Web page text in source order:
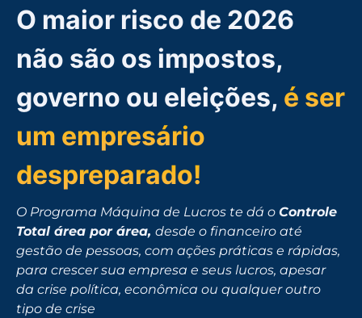
O maior risco de 2026
não são os impostos,
governo ou eleições, é ser
um empresário
despreparado!
O Programa Máquina de Lucros te dá o Controle
Total área por área, desde o financeiro até
gestão de pessoas, com ações práticas e rápidas,
para crescer sua empresa e seus lucros, apesar
da crise política, econômica ou qualquer outro
tipo de crise